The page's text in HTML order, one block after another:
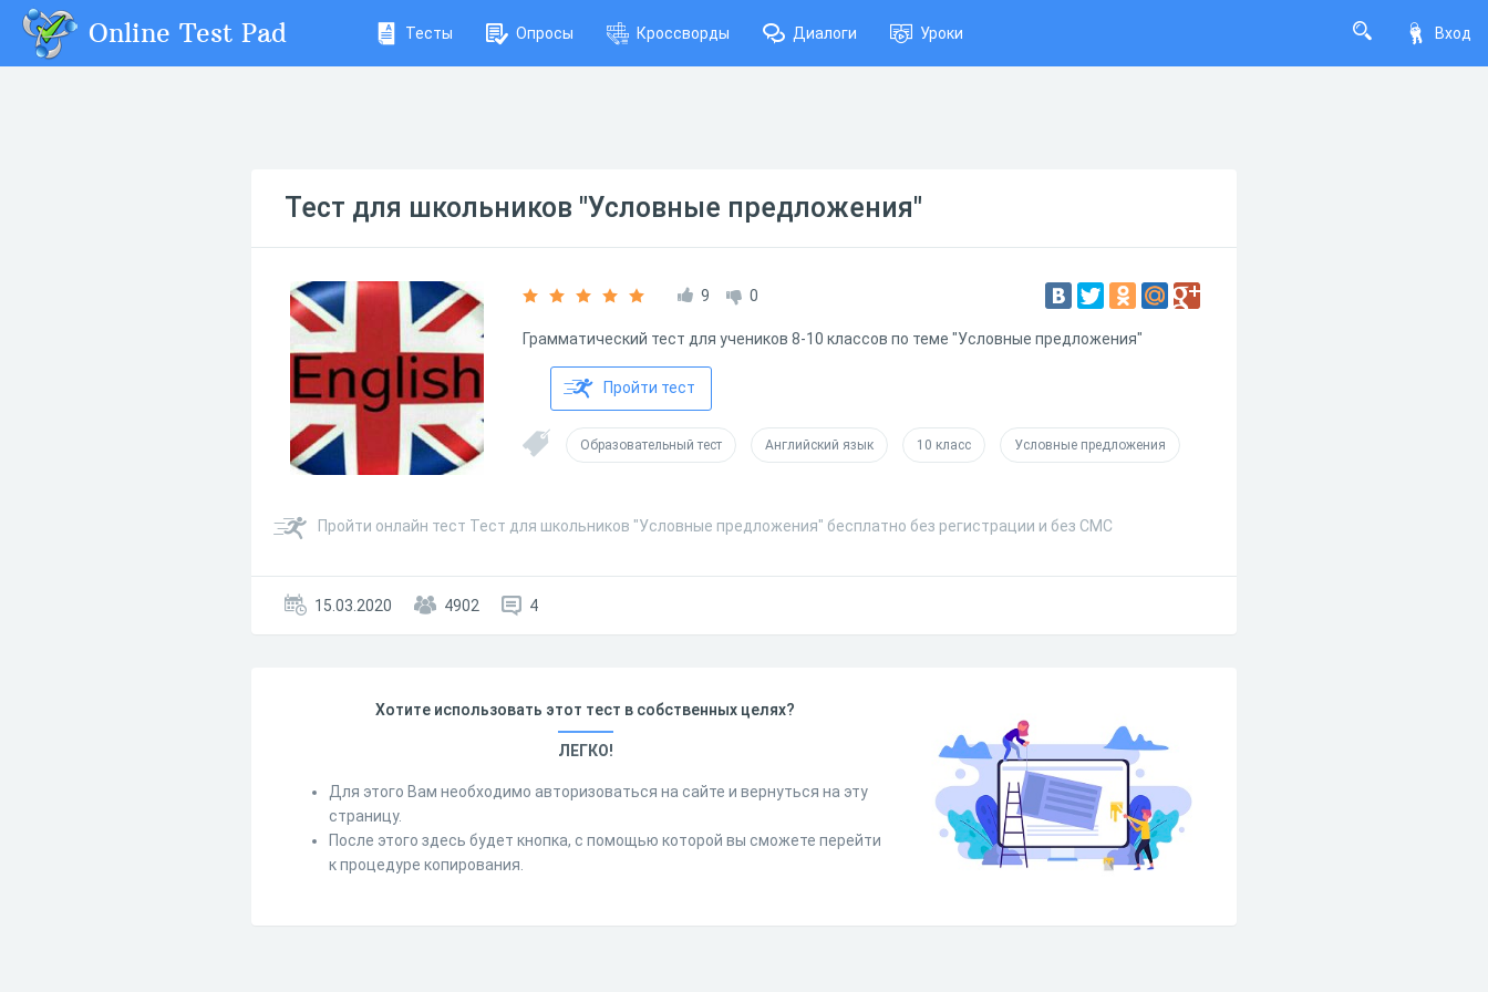
Вход
Online Test Pad Тесты Опросы Кроссворды Диалоги Уроки
Тест для школьников "Условные предложения"
9 0
Грамматический тест для учеников 8-10 классов по теме "Условные предложения"
Пройти тест
Образовательный тест Английский язык 10 класс Условные предложения
Пройти онлайн тест Тест для школьников "Условные предложения" бесплатно без регистрации и без СМС
15.03.2020 4902 4
Хотите использовать этот тест в собственных целях?
ЛЕГКО!
Для этого Вам необходимо авторизоваться на сайте и вернуться на эту
страницу.
После этого здесь будет кнопка, с помощью которой вы сможете перейти
к процедуре копирования.